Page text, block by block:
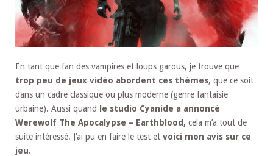
En tant que fan des vampires et loups garous, je trouve que
trop peu de jeux vidéo abordent ces thèmes, que ce soit
dans un cadre classique ou plus moderne (genre fantaisie
urbaine). Aussi quand
le studio Cyanide a annoncé
Werewolf The Apocalypse – Earthblood, cela m’a tout de
suite intéressé. J’ai pu en faire le test et voici mon avis sur ce
jeu.